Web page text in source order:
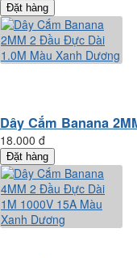
Đặt hàng
Dây Cắm Banana
18.000 đ
Đặt hàng